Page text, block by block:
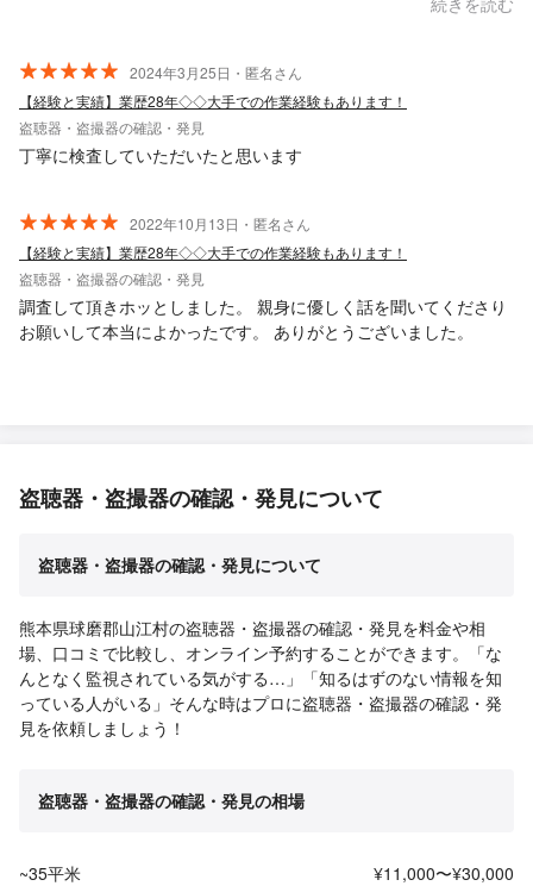
2024年3月25日・匿名さん
【経験と実績】業歴28年◇◇大手での作業経験もあります！
盗聴器・盗撮器の確認・発見
丁寧に検査していただいたと思います
2022年10月13日・匿名さん
【経験と実績】業歴28年◇◇大手での作業経験もあります！
盗聴器・盗撮器の確認・発見
調査して頂きホッとしました。 親身に優しく話を聞いてくださり
お願いして本当によかったです。 ありがとうございました。
盗聴器・盗撮器の確認・発見について
盗聴器・盗撮器の確認・発見について
熊本県球磨郡山江村の盗聴器・盗撮器の確認・発見を料金や相
場、口コミで比較し、オンライン予約することができます。「な
んとなく監視されている気がする…」「知るはずのない情報を知
っている人がいる」そんな時はプロに盗聴器・盗撮器の確認・発
見を依頼しましょう！
盗聴器・盗撮器の確認・発見の相場
~35平米
¥11,000〜¥30,000